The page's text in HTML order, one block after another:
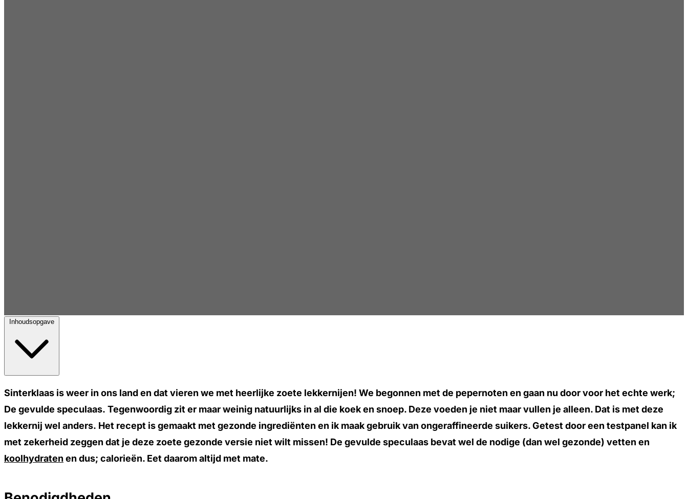
Inhoudsopgave
Sinterklaas is weer in ons land en dat vieren we met heerlijke zoete lekkernijen! We begonnen met de pepernoten en gaan nu door voor het echte werk;
De gevulde speculaas. Tegenwoordig zit er maar weinig natuurlijks in al die koek en snoep. Deze voeden je niet maar vullen je alleen. Dat is met deze
lekkernij wel anders. Het recept is gemaakt met gezonde ingrediënten en ik maak gebruik van ongeraffineerde suikers. Getest door een testpanel kan ik
met zekerheid zeggen dat je deze zoete gezonde versie niet wilt missen! De gevulde speculaas bevat wel de nodige (dan wel gezonde) vetten en
koolhydraten en dus; calorieën. Eet daarom altijd met mate.